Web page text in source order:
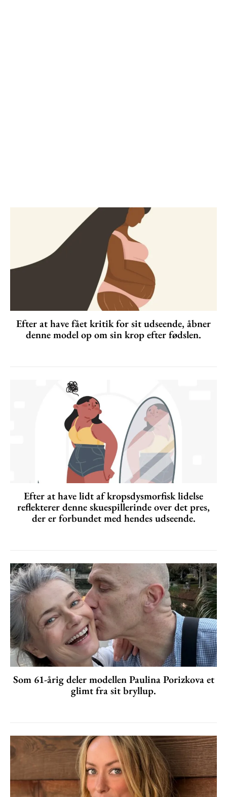
Efter at have fået kritik for sit udseende, åbner
denne model op om sin krop efter fødslen.
Efter at have lidt af kropsdysmorfisk lidelse
reflekterer denne skuespillerinde over det pres,
der er forbundet med hendes udseende.
Som 61-årig deler modellen Paulina Porizkova et
glimt fra sit bryllup.